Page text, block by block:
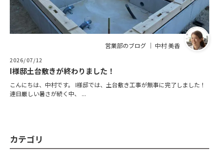
営業部のブログ ｜ 中村 美香
2026/07/12
I様邸土台敷きが終わりました！
こんにちは、中村です。 I様邸では、土台敷き工事が無事に完了しました！
連日厳しい暑さが続く中、 ...
カテゴリ